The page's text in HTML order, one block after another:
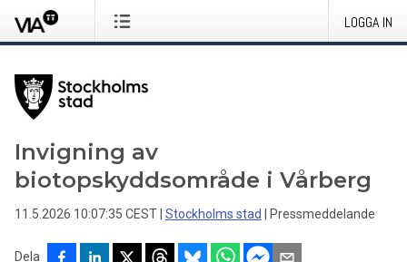
LOGGA IN
Invigning av
biotopskyddsområde i Vårberg
11.5.2026 10:07:35 CEST Stockholms stad Pressmeddelande
Dela